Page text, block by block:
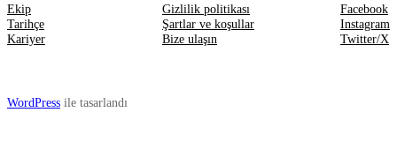
Ekip
Tarihçe
Kariyer
Gizlilik politikası
Şartlar ve koşullar
Bize ulaşın
Facebook
Instagram
Twitter/X
WordPress ile tasarlandı